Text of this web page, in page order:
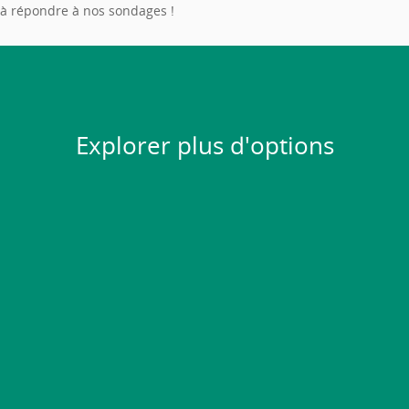
répondre à nos sondages !
Explorer plus d'options